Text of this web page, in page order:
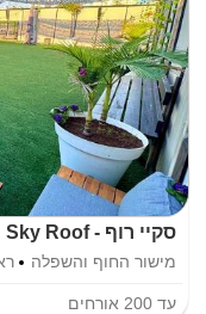
סקיי רוף - Sky Roof
מישור החוף והשפלה
עד 200 אורחים